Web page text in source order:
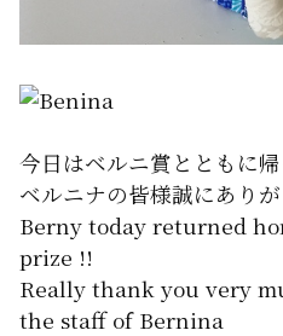
今日はベルニ賞とともに
ベルニナの皆様誠にあり
Berny today returned
prize !!
Really thank you very
the staff of Bernina